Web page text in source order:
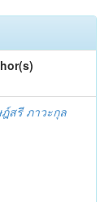
สรี ภาวะกุล